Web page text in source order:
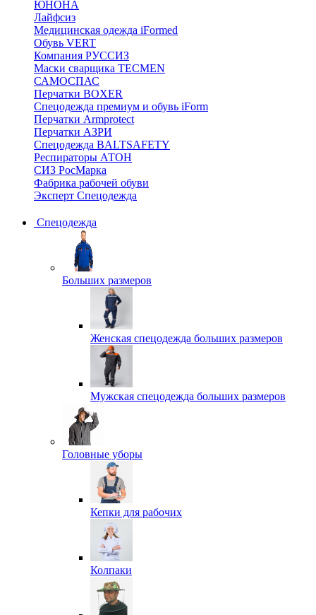
ЮНОНА
Лайфсиз
Медицинская одежда iFormed
Обувь VERT
Компания РУССИЗ
Маски сварщика TECMEN
САМОСПАС
Перчатки BOXER
Спецодежда премиум и обувь iForm
Перчатки Armprotect
Перчатки АЗРИ
Спецодежда BALTSAFETY
Респираторы АТОН
СИЗ РосМарка
Фабрика рабочей обуви
Эксперт Спецодежда
Спецодежда
Больших размеров
Женская спецодежда больших размеров
Мужская спецодежда больших размеров
Головные уборы
Кепки для рабочих
Колпаки